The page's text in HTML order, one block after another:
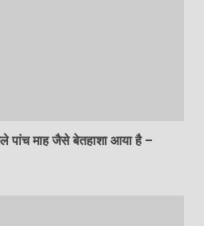
पांच माह जैसे बेतहाशा आया है –